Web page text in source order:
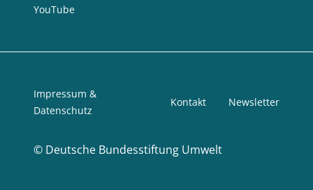
YouTube
© Deutsche Bundesstiftung Umwelt
Impressum &
Datenschutz
Kontakt Newsletter